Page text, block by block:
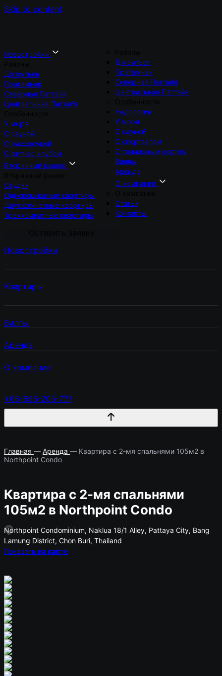
Skip to content
Новостройки
Джомтьен
Пратамнак
Северная Паттайя
Центральная Паттайя
У моря
С сауной
С рассрочкой
С фитнес клубом
Вторичный рынок
Студии
Однокомнатные квартиры
Двухкомнатные квартиры
Трехкомнатные квартиры
Джомтьен
Пратамнак
Северная Паттайя
Центральная Паттайя
Недорогие
У моря
С сауной
С спортзалом
С теннисным кортом
Виллы
Аренда
О компании
Статьи
Контакты
Новостройки
Квартиры
Виллы
Аренда
О компании
+66-655-205-777
Главная — Аренда — Квартира с 2-мя спальнями 105м2 в
Northpoint Condo
Квартира с 2-мя спальнями
105м2 в Northpoint Condo
Northpoint Condominium, Naklua 18/1 Alley, Pattaya City, Bang
Lamung District, Chon Buri, Thailand
Показать на карте